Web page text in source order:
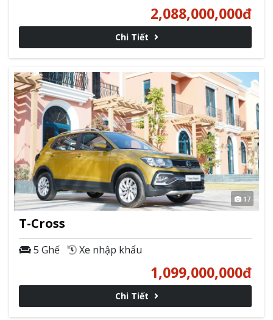
2,088,000,000đ
Chi Tiết
17
T-Cross
5 Ghế Xe nhập khẩu
1,099,000,000đ
Chi Tiết